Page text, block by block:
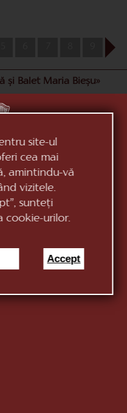
site-ul
cea mai
amintindu-vă
vizitele.
sunteți
cookie-urilor.
Accept
10
și Balet Maria Bieșu»
Chișinău, Bd.